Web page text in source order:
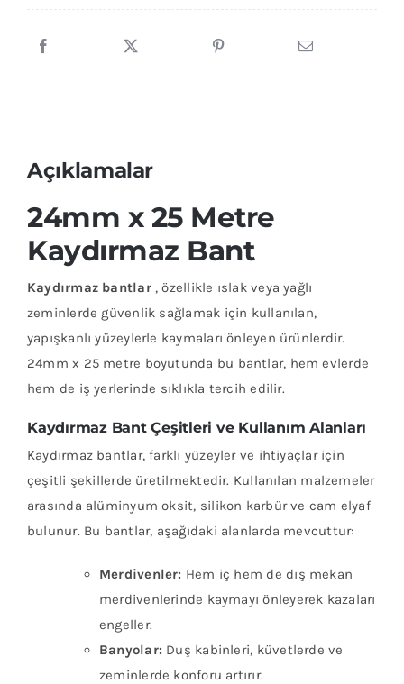
Açıklamalar
24mm x 25 Metre
Kaydırmaz Bant
Kaydırmaz bantlar, özellikle ıslak veya yağlı
zeminlerde güvenlik sağlamak için kullanılan,
yapışkanlı yüzeylerle kaymaları önleyen ürünlerdir.
24mm x 25 metre boyutunda bu bantlar, hem evlerde
hem de iş yerlerinde sıklıkla tercih edilir.
Kaydırmaz Bant Çeşitleri ve Kullanım Alanları
Kaydırmaz bantlar, farklı yüzeyler ve ihtiyaçlar için
çeşitli şekillerde üretilmektedir. Kullanılan malzemeler
arasında alüminyum oksit, silikon karbür ve cam elyaf
bulunur. Bu bantlar, aşağıdaki alanlarda mevcuttur:
Merdivenler: Hem iç hem de dış mekan
merdivenlerinde kaymayı önleyerek kazaları
engeller.
Banyolar: Duş kabinleri, küvetlerde ve
zeminlerde konforu artırır.